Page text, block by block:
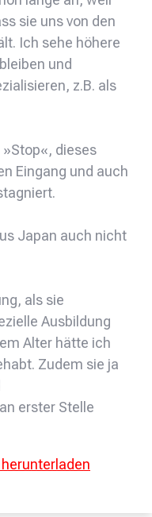
sie uns von den
Ich sehe höhere
und
z.B. als
dieses
Eingang und auch
Japan auch nicht
als sie
Ausbildung
Alter hätte ich
Zudem sie ja
erster Stelle